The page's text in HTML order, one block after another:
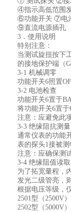
④指示高低范围
⑥功能开关 ⑦电
⑨直流电源插孔
3．使用说明
特别注意：
当测试旋扭按下
的接地保护端（
3-1 机械调零
功能开关6照置
3-2 电池检查
功能开关6置于
将功能开关6置
注意：应避免此
3-3 绝缘阻抗测量
通常仪表的功能
表的探头1接被
注意：应确保测
3-4 绝缘阻值读取
为了拓宽量程，
发光二级管亮，
根据电压等级，
2501型（2500V
2502型（5000V